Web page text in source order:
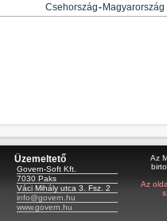
Csehország- Magyarország
Üzemeltető
Govern-Soft Kft.
7030 Paks
Váci Mihály utca 3. Fsz. 2
info@govern.hu
www.govern.hu
Az
Az